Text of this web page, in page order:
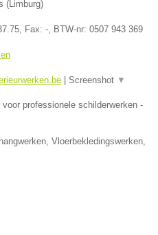
(Limburg)
, Fax: -, BTW-nr: 0507 943 369
Screenshot ▼
professionele schilderwerken -
Vloerbekledingswerken,